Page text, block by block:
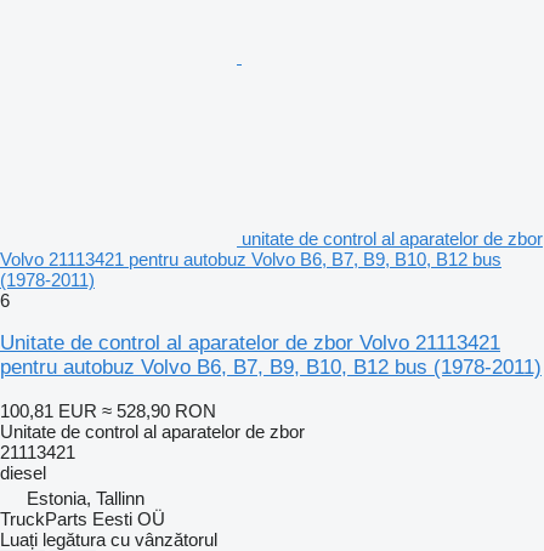
unitate de control al aparatelor de zbor
Volvo 21113421 pentru autobuz Volvo B6, B7, B9, B10, B12 bus
(1978-2011)
6
Unitate de control al aparatelor de zbor Volvo 21113421
pentru autobuz Volvo B6, B7, B9, B10, B12 bus (1978-2011)
100,81 EUR ≈ 528,90 RON
Unitate de control al aparatelor de zbor
21113421
diesel
Estonia, Tallinn
TruckParts Eesti OÜ
Luați legătura cu vânzătorul